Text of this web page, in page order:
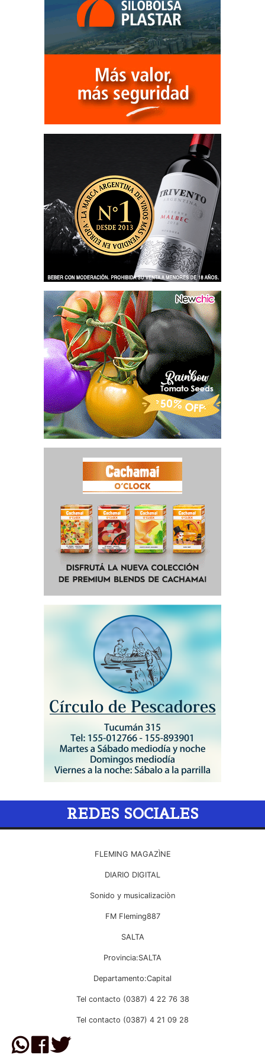
REDES SOCIALES
FLEMING MAGAZÌNE
DIARIO DIGITAL
Sonido y musicalizaciòn
FM Fleming887
SALTA
Provincia:SALTA
Departamento:Capital
Tel contacto (0387) 4 22 76 38
Tel contacto (0387) 4 21 09 28